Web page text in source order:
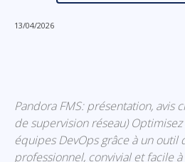
13/04/2026
Pandora FMS: présentation, avis
de supervision réseau)
équipes DevOps grâce à un outil
professionnel, convivial et facile